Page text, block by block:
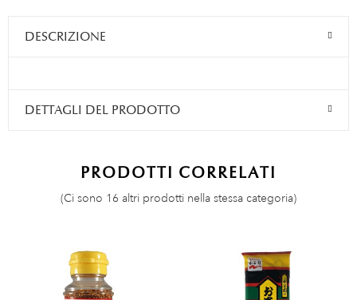
DESCRIZIONE
DETTAGLI DEL PRODOTTO
PRODOTTI CORRELATI
(Ci sono 16 altri prodotti nella stessa categoria)